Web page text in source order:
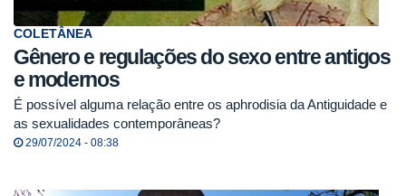
COLETÂNEA
Gênero e regulações do sexo entre antigos
e modernos
É possível alguma relação entre os aphrodisia da Antiguidade e
as sexualidades contemporâneas?
29/07/2024 - 08:38